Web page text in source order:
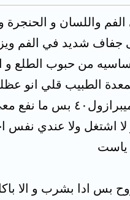
واللسان و الحنجرة
شديد في الفم
من حبوب الطلع و
الطبيب قلي انو
الفم واللسان ما يروح
لا اشتغل ولا عندي نفس
ياست
بس ادا بشرب و الا باكل ما